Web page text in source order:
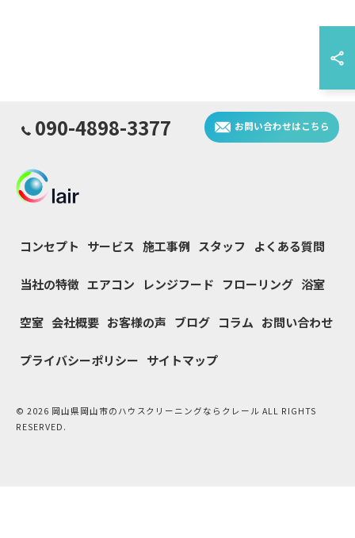
090-4898-3377 お問い合わせはこちら
コンセプト サービス 施工事例 スタッフ よくある質問
当社の特徴 エアコン レンジフード フローリング 浴室
空室 会社概要 お客様の声 ブログ コラム お問い合わせ
プライバシーポリシー サイトマップ
© 2026 岡山県岡山市のハウスクリーニングならクレール ALL RIGHTS
RESERVED.